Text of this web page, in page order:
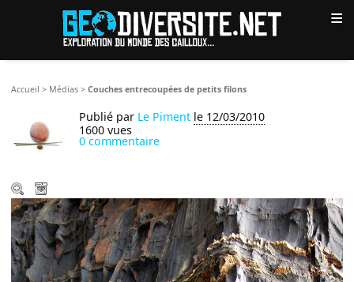
≡
Accueil > Médias >Couches entrecoupées de petits filons
Publié par Le Piment le 12/03/2010
1600 vues
0 commentaire